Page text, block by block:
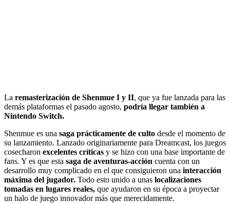
La remasterización de Shenmue I y II, que ya fue lanzada para las
demás plataformas el pasado agosto, podría llegar también a
Nintendo Switch.
Shenmue es una saga prácticamente de culto desde el momento de
su lanzamiento. Lanzado originariamente para Dreamcast, los juegos
cosecharon excelentes críticas y se hizo con una base importante de
fans. Y es que esta saga de aventuras-acción cuenta con un
desarrollo muy complicado en el que consiguieron una interacción
máxima del jugador. Todo esto unido a unas localizaciones
tomadas en lugares reales, que ayudaron en su época a proyectar
un halo de juego innovador más que merecidamente.